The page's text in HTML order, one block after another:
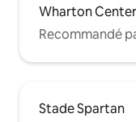
Wharton
Recommandé
Stade Spartan